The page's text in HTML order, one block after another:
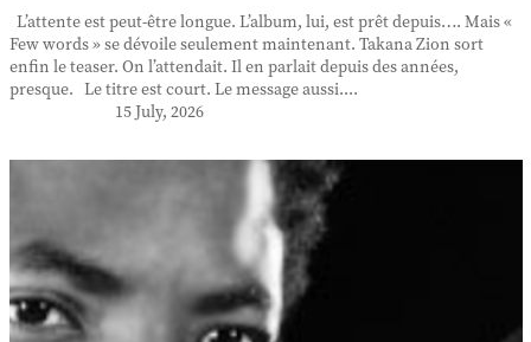
L’attente est peut-être longue. L’album, lui, est prêt depuis…. Mais «
Few words » se dévoile seulement maintenant. Takana Zion sort
enfin le teaser. On l’attendait. Il en parlait depuis des années,
presque. Le titre est court. Le message aussi....
15 July, 2026